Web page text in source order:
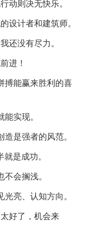
动则决无快乐。
设计者和建筑师。
还没有尽力。
进！
搏能赢来胜利的喜
实现。
是强者的风范。
是成功。
会搁浅。
亮、认知方向。
好了，机会来